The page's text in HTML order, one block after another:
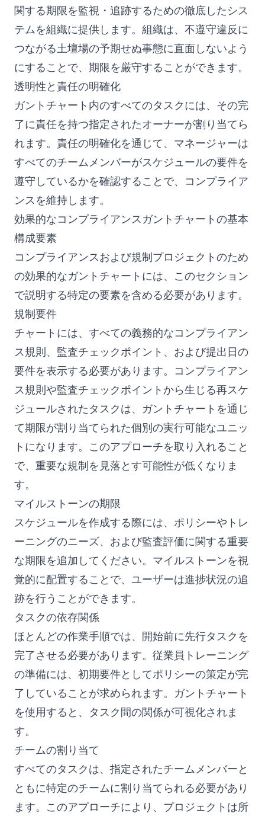
関する期限を監視・追跡するための徹底したシス
テムを組織に提供します。組織は、不遵守違反に
つながる土壇場の予期せぬ事態に直面しないよう
にすることで、期限を厳守することができます。
透明性と責任の明確化
ガントチャート内のすべてのタスクには、その完
了に責任を持つ指定されたオーナーが割り当てら
れます。責任の明確化を通じて、マネージャーは
すべてのチームメンバーがスケジュールの要件を
遵守しているかを確認することで、コンプライア
ンスを維持します。
効果的なコンプライアンスガントチャートの基本
構成要素
コンプライアンスおよび規制プロジェクトのため
の効果的なガントチャートには、このセクション
で説明する特定の要素を含める必要があります。
規制要件
チャートには、すべての義務的なコンプライアン
ス規則、監査チェックポイント、および提出日の
要件を表示する必要があります。コンプライアン
ス規則や監査チェックポイントから生じる再スケ
ジュールされたタスクは、ガントチャートを通じ
て期限が割り当てられた個別の実行可能なユニッ
トになります。このアプローチを取り入れること
で、重要な規制を見落とす可能性が低くなりま
す。
マイルストーンの期限
スケジュールを作成する際には、ポリシーやトレ
ーニングのニーズ、および監査評価に関する重要
な期限を追加してください。マイルストーンを視
覚的に配置することで、ユーザーは進捗状況の追
跡を行うことができます。
タスクの依存関係
ほとんどの作業手順では、開始前に先行タスクを
完了させる必要があります。従業員トレーニング
の準備には、初期要件としてポリシーの策定が完
了していることが求められます。ガントチャート
を使用すると、タスク間の関係が可視化されま
す。
チームの割り当て
すべてのタスクは、指定されたチームメンバーと
ともに特定のチームに割り当てられる必要があり
ます。このアプローチにより、プロジェクトは所